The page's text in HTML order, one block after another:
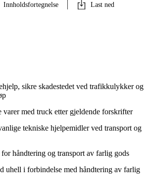
Innholdsfortegnelse Last ned
sikre skadestedet ved trafikkulykker og
varer med truck etter gjeldende forskrifter
tekniske hjelpemidler ved transport og
håndtering og transport av farlig gods
uhell i forbindelse med håndtering av farlig